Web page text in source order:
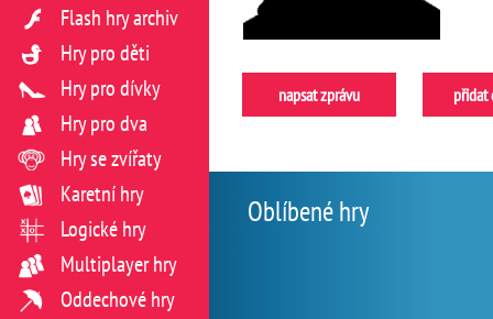
napsat zprávu přidat
Oblíbené hry
Flash hry archiv
Hry pro děti
Hry pro dívky
Hry pro dva
Hry se zvířaty
Karetní hry
Logické hry
Multiplayer hry
Oddechové hry